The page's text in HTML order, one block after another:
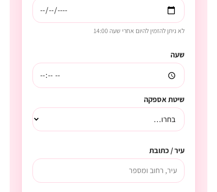
לא ניתן להזמין להיום אחרי שעה 14:00
שעה
שיטת אספקה
עיר / כתובת